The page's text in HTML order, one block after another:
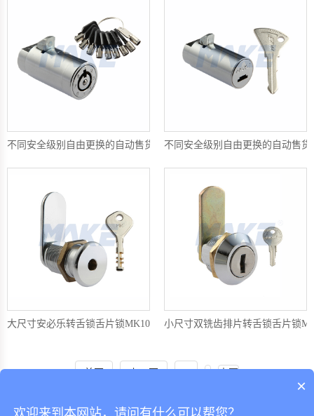
不同安全级别自由更换的自动售货机锁芯MK209不同安全级别自由更换的自动售货
大尺寸安必乐转舌锁舌片锁MK102L-5小尺寸双铣齿排片转舌锁舌片锁
×
欢迎来到本网站，请问有什么可以帮您？